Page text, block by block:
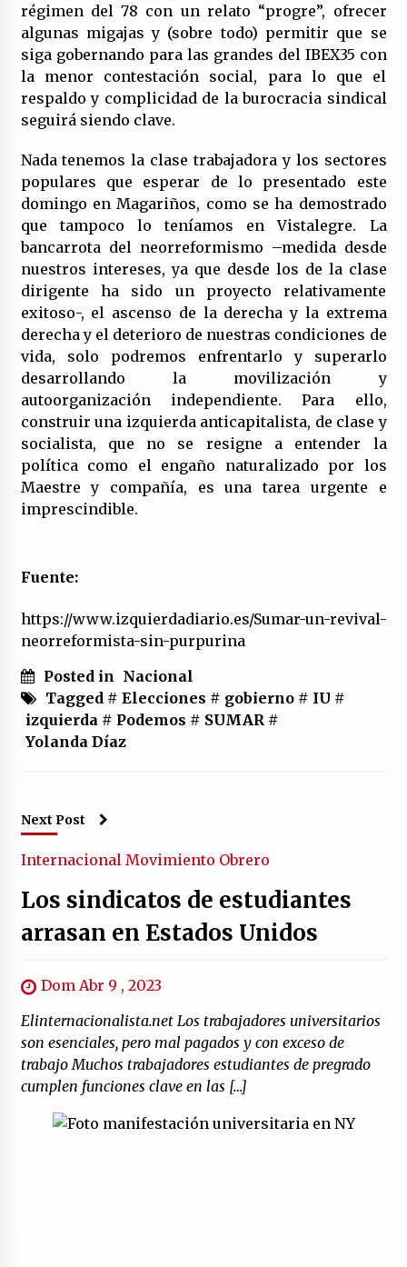
régimen del 78 con un relato “progre”, ofrecer
algunas migajas y (sobre todo) permitir que se
siga gobernando para las grandes del IBEX35 con
la menor contestación social, para lo que el
respaldo y complicidad de la burocracia sindical
seguirá siendo clave.
Nada tenemos la clase trabajadora y los sectores
populares que esperar de lo presentado este
domingo en Magariños, como se ha demostrado
que tampoco lo teníamos en Vistalegre. La
bancarrota del neorreformismo –medida desde
nuestros intereses, ya que desde los de la clase
dirigente ha sido un proyecto relativamente
exitoso-, el ascenso de la derecha y la extrema
derecha y el deterioro de nuestras condiciones de
vida, solo podremos enfrentarlo y superarlo
desarrollando la movilización y
autoorganización independiente. Para ello,
construir una izquierda anticapitalista, de clase y
socialista, que no se resigne a entender la
política como el engaño naturalizado por los
Maestre y compañía, es una tarea urgente e
imprescindible.
Fuente:
https://www.izquierdadiario.es/Sumar-un-revival-
neorreformista-sin-purpurina
Posted in Nacional
Tagged # Elecciones # gobierno# IU #
izquierda # Podemos # SUMAR #
Yolanda Díaz
Next Post
Internacional Movimiento Obrero
Los sindicatos de estudiantes
arrasan en Estados Unidos
Dom Abr 9 , 2023
Elinternacionalista.net Los trabajadores universitarios
son esenciales, pero mal pagados y con exceso de
trabajo Muchos trabajadores estudiantes de pregrado
cumplen funciones clave en las […]